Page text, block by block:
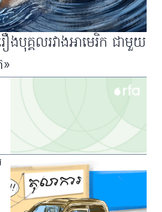
បុគ្គលរវាងអាមេរិក ជាមួយ